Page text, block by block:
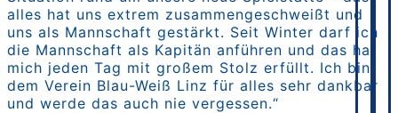
alles hat uns extrem zusammengeschweißt und
uns als Mannschaft gestärkt. Seit Winter darf ich
die Mannschaft als Kapitän anführen und das hat
mich jeden Tag mit großem Stolz erfüllt. Ich bin
dem Verein Blau-Weiß Linz für alles sehr dankbar
und werde das auch nie vergessen.“